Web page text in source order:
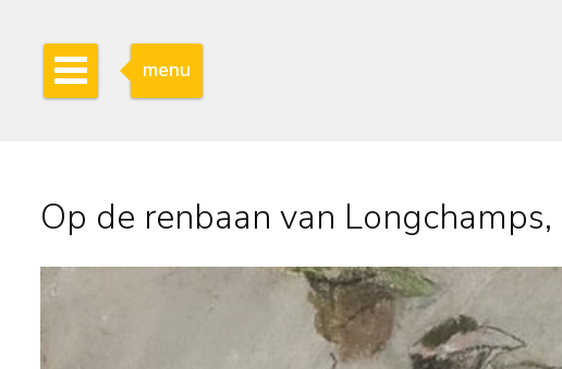
menu
Op de renbaan van Longchamps,